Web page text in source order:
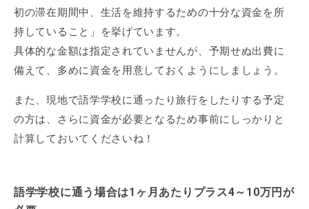
初の滞在期間中、生活を維持するための十分な資金を所
持していること」を挙げています。
具体的な金額は指定されていませんが、予期せぬ出費に
備えて、多めに資金を用意しておくようにしましょう。
また、現地で語学学校に通ったり旅行をしたりする予定
の方は、さらに資金が必要となるため事前にしっかりと
計算しておいてくださいね！
語学学校に通う場合は1ヶ月あたりプラス4～10万円が